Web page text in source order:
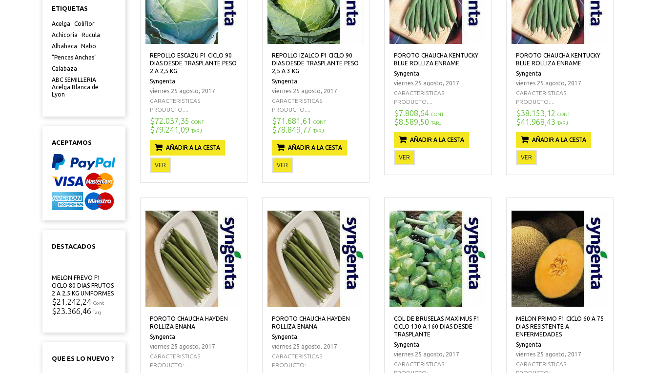
ETIQUETAS
Acelga
Coliflor
Achicoria
Rucula
Albahaca
Nabo
"Pencas Anchas"
Calabaza
ABC SEMILLERIA
Acelga Blanca de
Lyon
ACEPTAMOS
DESTACADOS
MELON FREVO F1
CICLO 80 DIAS FRUTOS
2 A 2,5 KG UNIFORMES
$21.242,24 Cont
$23.366,46 Tarj
QUE ES LO NUEVO ?
REPOLLO ESCAZU F1 CICLO 90
DIAS DESDE TRASPLANTE PESO
2 A 2,5 KG
Syngenta
viernes 25 agosto, 2017
CARACTERISTICAS
PRODUCTO:...
$72.037,35 CONT
$79.241,09 TARJ
AÑADIR A LA CESTA
VER
REPOLLO IZALCO F1 CICLO 90
DIAS DESDE TRASPLANTE PESO
2,5 A 3 KG
Syngenta
viernes 25 agosto, 2017
CARACTERISTICAS
PRODUCTO:...
$71.681,61 CONT
$78.849,77 TARJ
AÑADIR A LA CESTA
VER
POROTO CHAUCHA KENTUCKY
BLUE ROLLIZA ENRAME
Syngenta
viernes 25 agosto, 2017
CARACTERISTICAS
PRODUCTO:...
$7.808,64 CONT
$8.589,50 TARJ
AÑADIR A LA CESTA
VER
POROTO CHAUCHA KENTUCKY
BLUE ROLLIZA ENRAME
Syngenta
viernes 25 agosto, 2017
CARACTERISTICAS
PRODUCTO:...
$38.153,12 CONT
$41.968,43 TARJ
AÑADIR A LA CESTA
VER
POROTO CHAUCHA HAYDEN
ROLLIZA ENANA
Syngenta
viernes 25 agosto, 2017
CARACTERISTICAS
PRODUCTO:...
POROTO CHAUCHA HAYDEN
ROLLIZA ENANA
Syngenta
viernes 25 agosto, 2017
CARACTERISTICAS
PRODUCTO:...
COL DE BRUSELAS MAXIMUS F1
CICLO 130 A 160 DIAS DESDE
TRASPLANTE
Syngenta
viernes 25 agosto, 2017
CARACTERISTICAS
MELON PRIMO F1 CICLO 60 A 75
DIAS RESISTENTE A
ENFERMEDADES
Syngenta
viernes 25 agosto, 2017
CARACTERISTICAS